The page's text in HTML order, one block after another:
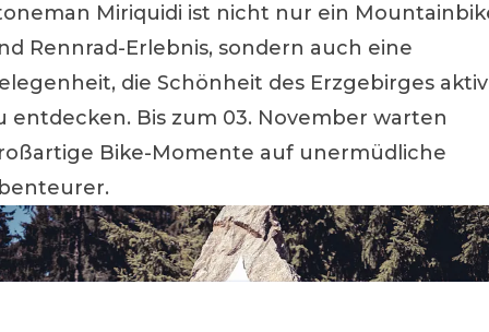
Miriquidi ist nicht nur ein
Rennrad-Erlebnis, sondern auch eine
die Schönheit des Erzgebirges aktiv
entdecken. Bis zum 03. November warten
Bike-Momente auf unermüdliche